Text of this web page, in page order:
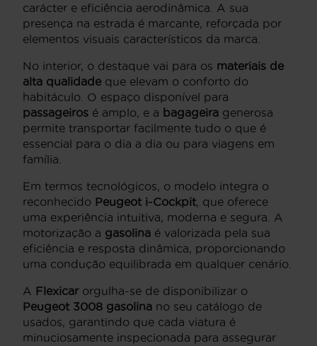
carácter e eficiência aerodinâmica. A sua
presença na estrada é marcante, reforçada por
elementos visuais característicos da marca.
No interior, o destaque vai para os materiais de
alta qualidade que elevam o conforto do
habitáculo. O espaço disponível para
passageiros é amplo, e a bagageira generosa
permite transportar facilmente tudo o que é
essencial para o dia a dia ou para viagens em
família.
Em termos tecnológicos, o modelo integra o
reconhecido Peugeot i-Cockpit, que oferece
uma experiência intuitiva, moderna e segura. A
motorização a gasolina é valorizada pela sua
eficiência e resposta dinâmica, proporcionando
uma condução equilibrada em qualquer cenário.
A Flexicarorgulha-se de disponibilizar o
Peugeot 3008 gasolina no seu catálogo de
usados, garantindo que cada viatura é
minuciosamente inspecionada para assegurar